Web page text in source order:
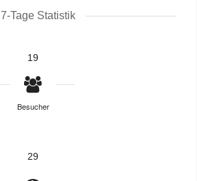
7-Tage Statistik
19
Besucher
29